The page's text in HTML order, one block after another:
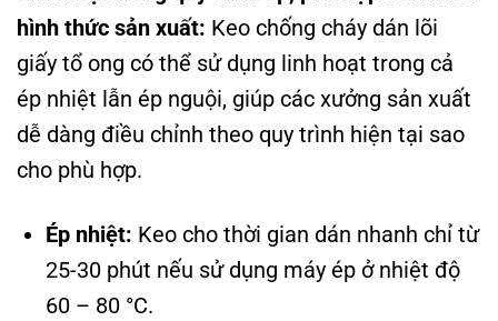
hình thức sản xuất: Keo chống cháy dán lõi
giấy tổ ong có thể sử dụng linh hoạt trong cả
ép nhiệt lẫn ép nguội, giúp các xưởng sản xuất
dễ dàng điều chỉnh theo quy trình hiện tại sao
cho phù hợp.
Ép nhiệt: Keo cho thời gian dán nhanh chỉ từ
25-30 phút nếu sử dụng máy ép ở nhiệt độ
60 – 80 °C.